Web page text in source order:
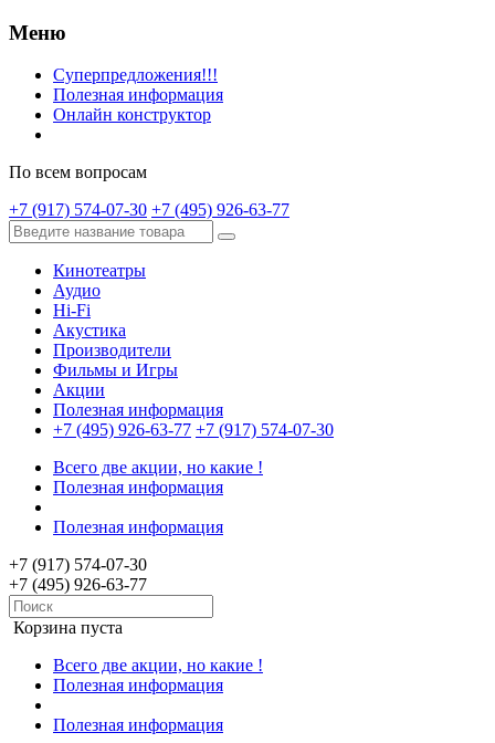
Меню
Суперпредложения!!!
Полезная информация
Онлайн конструктор
По всем вопросам
+7 (917) 574-07-30 +7 (495) 926-63-77
Кинотеатры
Аудио
Hi-Fi
Акустика
Производители
Фильмы и Игры
Акции
Полезная информация
+7 (495) 926-63-77 +7 (917) 574-07-30
Всего две акции, но какие !
Полезная информация
Полезная информация
+7 (917) 574-07-30
+7 (495) 926-63-77
Корзина пуста
Всего две акции, но какие !
Полезная информация
Полезная информация